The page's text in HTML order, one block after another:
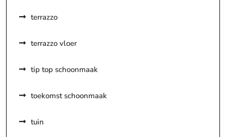
terrazzo
terrazzo vloer
tip top schoonmaak
toekomst schoonmaak
tuin